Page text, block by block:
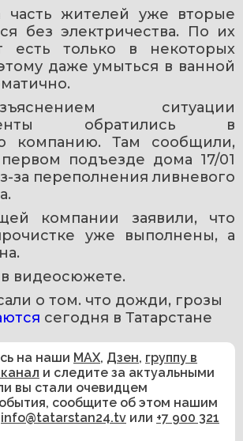
часть жителей уже вторые
без электричества. По их
есть только в некоторых
даже умыться в ванной
ситуации
обратились в
компанию. Там сообщили,
подъезде дома 17/01
за переполнения ливневого
компании заявили, что
уже выполнены, а
видеосюжете.
о том. что дожди, грозы
сегодня в Татарстане
на наши MAX, Дзен, группу в
и следите за актуальными
вы стали очевидцем
сообщите об этом нашим
info@tatarstan24.tv или +7 900 321